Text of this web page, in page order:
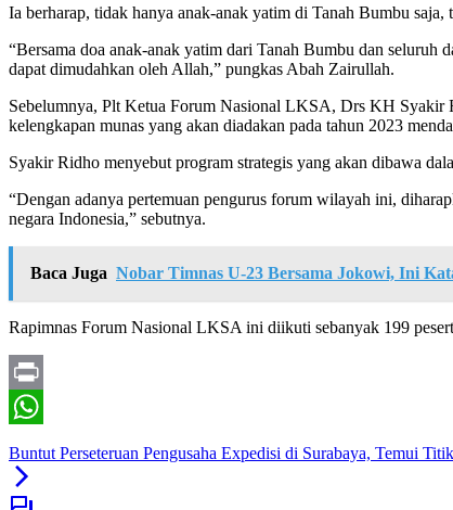
Ia berharap, tidak hanya anak-anak yatim di Tanah Bumbu
“Bersama doa anak-anak yatim dari Tanah Bumbu dan seluruh
dapat dimudahkan oleh Allah,” pungkas Abah Zairullah.
Sebelumnya, Plt Ketua Forum Nasional LKSA, Drs KH Syakir
kelengkapan munas yang akan diadakan pada tahun 2023
Syakir Ridho menyebut program strategis yang akan dibawa
“Dengan adanya pertemuan pengurus forum wilayah ini,
negara Indonesia,” sebutnya.
Baca Juga Nobar Timnas U-23 Bersama Jokowi, Ini
Rapimnas Forum Nasional LKSA ini diikuti sebanyak 199
Print
Buntut Perseteruan Pengusaha Expedisi di Surabaya, Temui